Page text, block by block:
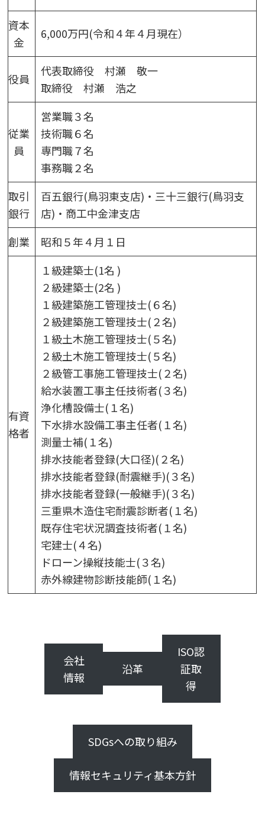
資本
金
6,000万円(令和４年４月現在）
役員
代表取締役 村瀬 敬一
取締役 村瀬 浩之
従業
員
営業職３名
技術職６名
専門職７名
事務職２名
取引
銀行
百五銀行(鳥羽東支店)・三十三銀行(鳥羽支
店)・商工中金津支店
創業
昭和５年４月１日
有資
格者
１級建築士(1名 )
２級建築士(2名 )
１級建築施工管理技士(６名)
２級建築施工管理技士(２名)
１級土木施工管理技士(５名)
２級土木施工管理技士(５名)
２級管工事施工管理技士(２名)
給水装置工事主任技術者(３名)
浄化槽設備士(１名)
下水排水設備工事主任者(１名)
測量士補(１名)
排水技能者登録(大口径)(２名)
排水技能者登録(耐震継手)(３名)
排水技能者登録(一般継手)(３名)
三重県木造住宅耐震診断者(１名)
既存住宅状況調査技術者(１名)
宅建士(４名)
ドローン操縦技能士(３名)
赤外線建物診断技能師(１名)
会社
情報
沿革
ISO認
証取
得
SDGsへの取り組み
情報セキュリティ基本方針